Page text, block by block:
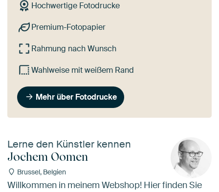
Hochwertige Fotodrucke
Premium-Fotopapier
Rahmung nach Wunsch
Wahlweise mit weißem Rand
Mehr über Fotodrucke
Lerne den Künstler kennen
Jochem Oomen
Brussel, Belgien
Willkommen in meinem Webshop! Hier finden Sie